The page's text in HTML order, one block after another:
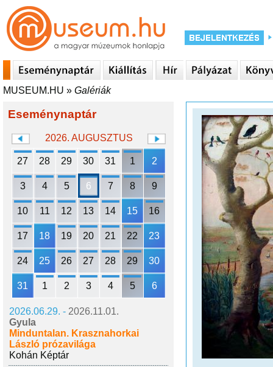
MUSEUM.HU » Galériák
Eseménynaptár
2026. AUGUSZTUS
27 28 29 30 31 1 2
3 4 5 6 7 8 9
10 11 12 13 14 15 16
17 18 19 20 21 22 23
24 25 26 27 28 29 30
31 1 2 3 4 5 6
2026.06.29. - 2026.11.01.
Gyula
Minduntalan. Krasznahorkai
László prózavilága
Kohán Képtár